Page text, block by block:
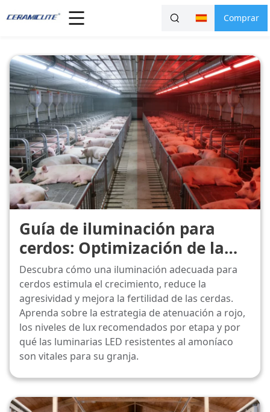
Comprar
Guía de iluminación para
cerdos: Optimización de la
producción y el bienestar de
los cerdos
Descubra cómo una iluminación adecuada para
cerdos estimula el crecimiento, reduce la
agresividad y mejora la fertilidad de las cerdas.
Aprenda sobre la estrategia de atenuación a rojo,
los niveles de lux recomendados por etapa y por
qué las luminarias LED resistentes al amoníaco
son vitales para su granja.